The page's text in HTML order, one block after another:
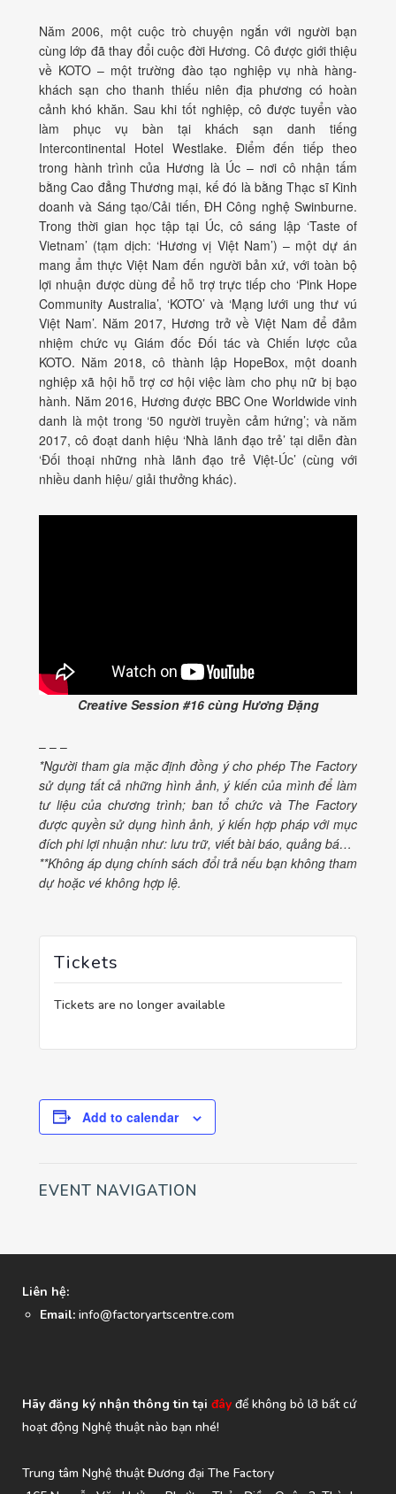
Năm 2006, một cuộc trò chuyện ngắn với người bạn
cùng lớp đã thay đổi cuộc đời Hương. Cô được giới thiệu
về KOTO – một trường đào tạo nghiệp vụ nhà hàng-
khách sạn cho thanh thiếu niên địa phương có hoàn
cảnh khó khăn. Sau khi tốt nghiệp, cô được tuyển vào
làm phục vụ bàn tại khách sạn danh tiếng
Intercontinental Hotel Westlake. Điểm đến tiếp theo
trong hành trình của Hương là Úc – nơi cô nhận tấm
bằng Cao đẳng Thương mại, kế đó là bằng Thạc sĩ Kinh
doanh và Sáng tạo/Cải tiến, ĐH Công nghệ Swinburne.
Trong thời gian học tập tại Úc, cô sáng lập ‘Taste of
Vietnam’ (tạm dịch: ‘Hương vị Việt Nam’) – một dự án
mang ẩm thực Việt Nam đến người bản xứ, với toàn bộ
lợi nhuận được dùng để hỗ trợ trực tiếp cho ‘Pink Hope
Community Australia’, ‘KOTO’ và ‘Mạng lưới ung thư vú
Việt Nam’. Năm 2017, Hương trở về Việt Nam để đảm
nhiệm chức vụ Giám đốc Đối tác và Chiến lược của
KOTO. Năm 2018, cô thành lập HopeBox, một doanh
nghiệp xã hội hỗ trợ cơ hội việc làm cho phụ nữ bị bạo
hành. Năm 2016, Hương được BBC One Worldwide vinh
danh là một trong ‘50 người truyền cảm hứng’; và năm
2017, cô đoạt danh hiệu ‘Nhà lãnh đạo trẻ’ tại diễn đàn
‘Đối thoại những nhà lãnh đạo trẻ Việt-Úc’ (cùng với
nhiều danh hiệu/ giải thưởng khác).
Creative Session #16 cùng Hương Đặng
– – –
*Người tham gia mặc định đồng ý cho phép The Factory
sử dụng tất cả những hình ảnh, ý kiến của mình để làm
tư liệu của chương trình; ban tổ chức và The Factory
được quyền sử dụng hình ảnh, ý kiến hợp pháp với mục
đích phi lợi nhuận như: lưu trữ, viết bài báo, quảng bá…
**Không áp dụng chính sách đổi trả nếu bạn không tham
dự hoặc vé không hợp lệ.
Tickets
Tickets are no longer available
Add to calendar
EVENT NAVIGATION
Liên hệ:
Email: info@factoryartscentre.com
Hãy đăng ký nhận thông tin tại đây để không bỏ lỡ bất cứ
hoạt động Nghệ thuật nào bạn nhé!
Trung tâm Nghệ thuật Đương đại The Factory